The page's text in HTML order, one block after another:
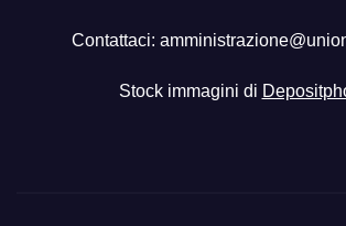
Contattaci:
Stock immagini di